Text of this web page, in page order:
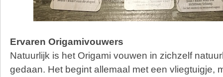
Ervaren Origamivouwers
Natuurlijk is het Origami vouwen in zichzelf
gedaan. Het begint allemaal met een vliegtuigje,